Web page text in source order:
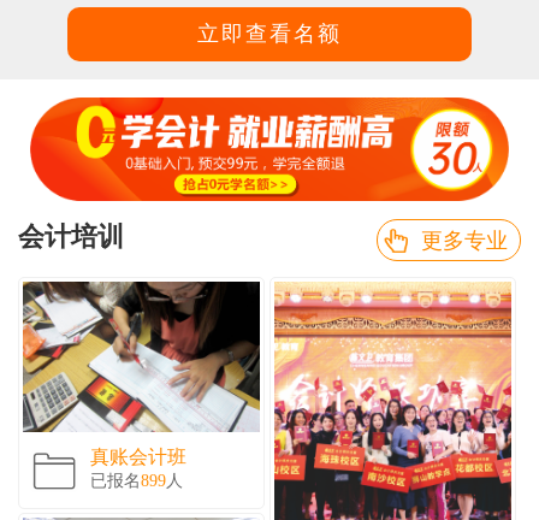
立即查看名额
会计培训 更多专业
真账会计班
已报名899人